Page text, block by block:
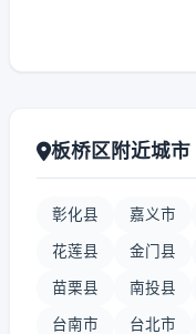
板桥区附近城市
彰化县 嘉义市
花莲县 金门县
苗栗县 南投县
台南市 台北市